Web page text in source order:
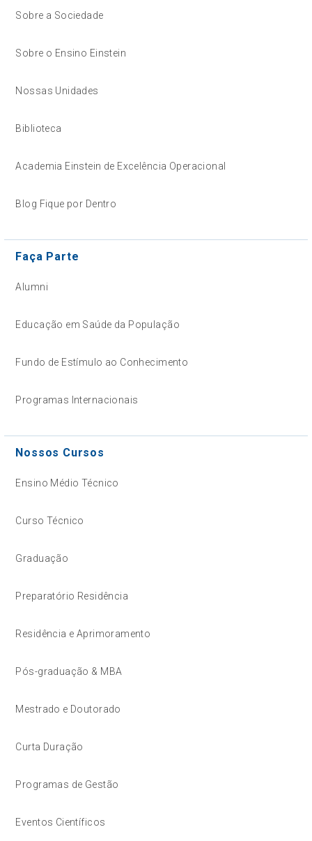
Sobre a Sociedade
Sobre o Ensino Einstein
Nossas Unidades
Biblioteca
Academia Einstein de Excelência Operacional
Blog Fique por Dentro
Faça Parte
Alumni
Educação em Saúde da População
Fundo de Estímulo ao Conhecimento
Programas Internacionais
Nossos Cursos
Ensino Médio Técnico
Curso Técnico
Graduação
Preparatório Residência
Residência e Aprimoramento
Pós-graduação & MBA
Mestrado e Doutorado
Curta Duração
Programas de Gestão
Eventos Científicos